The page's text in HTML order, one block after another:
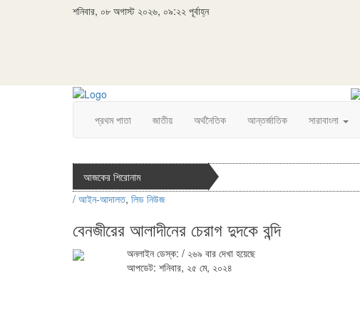
শনিবার, ০৮ অগাস্ট ২০২৬, ০৯:২২ পূর্বাহ্ন
প্রথম পাতা জাতীয় অর্থনৈতিক আন্তর্জাতিক সারাবাংলা
আজকের শিরোনাম
/ আইন-আদালত, লিড নিউজ
বেনজীরের আলাদীনের চেরাগ দুদকে বন্দি
অনলাইন ডেস্ক: / ২৬৯ বার দেখা হয়েছে
আপডেট: শনিবার, ২৫ মে, ২০২৪